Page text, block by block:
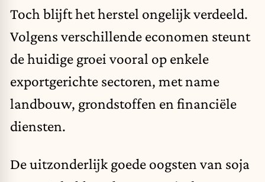
Toch blijft het herstel ongelijk verdeeld.
Volgens verschillende economen steunt
de huidige groei vooral op enkele
exportgerichte sectoren, met name
landbouw, grondstoffen en financiële
diensten.
De uitzonderlijk goede oogsten van soja